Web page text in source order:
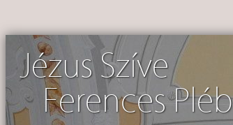
Jézus Szíve
Ferences